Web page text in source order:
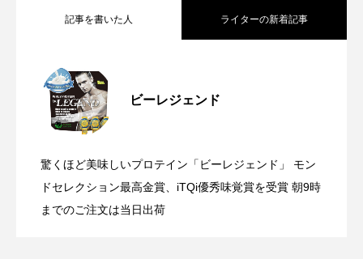
記事を書いた人 ライターの新着記事
ビーレジェンド
驚くほど美味しいプロテイン「ビーレジェンド」 モン
ドセレクション最高金賞、iTQi優秀味覚賞を受賞 朝9時
までのご注文は当日出荷
2025.08.27
2025.05.15
の変化による“マナー”と人の“神経活動”の
2025.03.03 【2025年3月13日(木)まで】第3期公式ビ